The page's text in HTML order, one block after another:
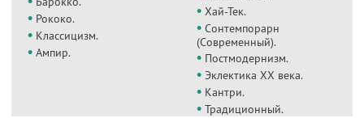
• Рококо.
• Классицизм.
• Ампир.
• Хай-Тек.
• Сонтемпорарн
(Современный).
• Постмодернизм.
• Эклектика ХХ века.
• Кантри.
• Традиционный.